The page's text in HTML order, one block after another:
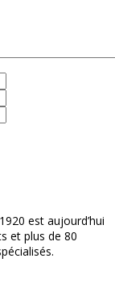
est aujourd’hui
et plus de 80